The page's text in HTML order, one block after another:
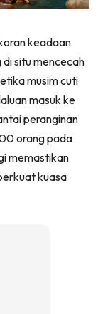
keadaan
situ mencecah
musim cuti
masuk ke
peranginan
orang pada
memastikan
kuasa